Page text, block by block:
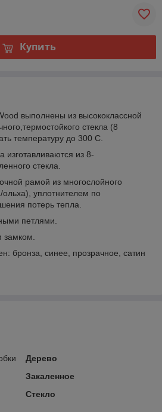
Купить
выполнены из высококлассной
термостойкого стекла (8
температуру до 300 С.
изготавливаются из 8-
стекла.
рамой из многослойного
уплотнителем по
потерь тепла.
петлями.
замком.
бронза, синее, прозрачное, сатин
Дерево
Закаленное
Стекло